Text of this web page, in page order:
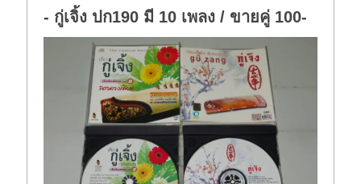
- กู่เจิ้ง ปก190 มี 10 เพลง / ขายคู่ 100-